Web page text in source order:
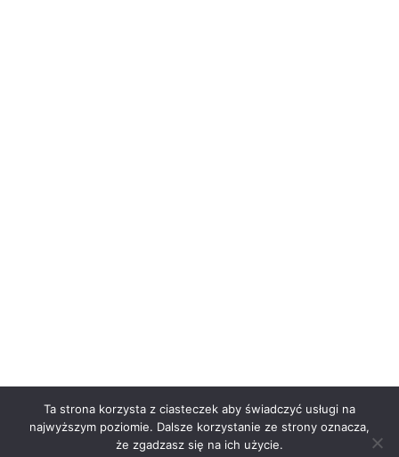
Ta strona korzysta z ciasteczek aby świadczyć usługi na
najwyższym poziomie. Dalsze korzystanie ze strony oznacza,
że zgadzasz się na ich użycie.